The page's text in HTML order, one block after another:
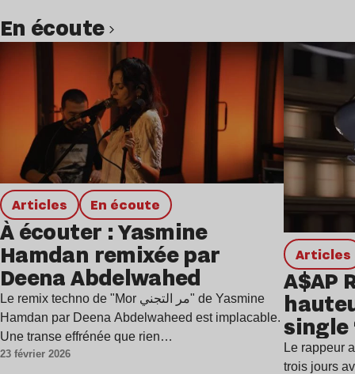
en écoute
Articles en écoute
À écouter : Yasmine
Hamdan remixée par
Deena Abdelwahed
Le remix techno de "Mor مر التجني" de Yasmine
Hamdan par Deena Abdelwaheed est implacable.
Une transe effrénée que rien…
23 février 2026
Articles
A$AP
single
Le rappeur
trois jours
Lire l’article